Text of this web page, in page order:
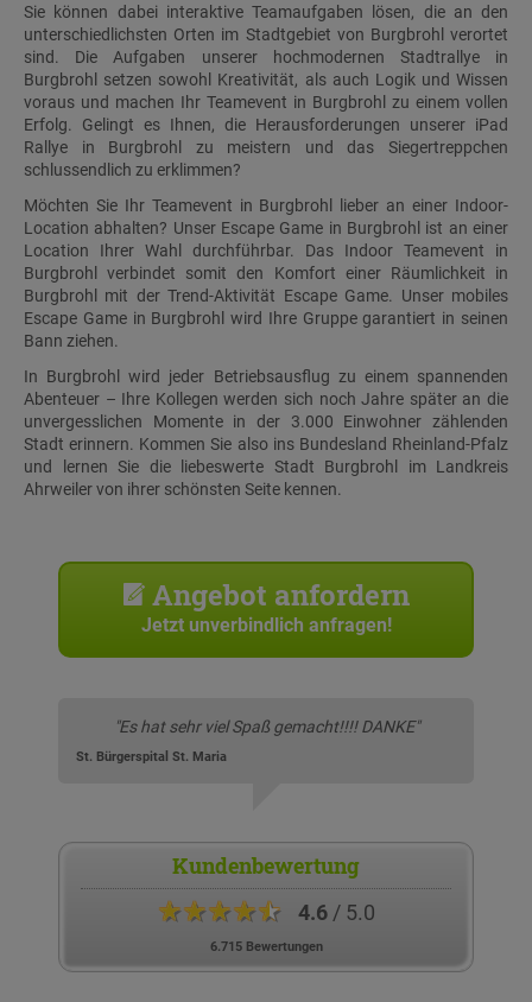
Sie können dabei interaktive Teamaufgaben lösen, die an den
unterschiedlichsten Orten im Stadtgebiet von Burgbrohl verortet
sind. Die Aufgaben unserer hochmodernen Stadtrallye in
Burgbrohl setzen sowohl Kreativität, als auch Logik und Wissen
voraus und machen Ihr Teamevent in Burgbrohl zu einem vollen
Erfolg. Gelingt es Ihnen, die Herausforderungen unserer iPad
Rallye in Burgbrohl zu meistern und das Siegertreppchen
schlussendlich zu erklimmen?
Möchten Sie Ihr Teamevent in Burgbrohl lieber an einer Indoor-
Location abhalten? Unser Escape Game in Burgbrohl ist an einer
Location Ihrer Wahl durchführbar. Das Indoor Teamevent in
Burgbrohl verbindet somit den Komfort einer Räumlichkeit in
Burgbrohl mit der Trend-Aktivität Escape Game. Unser mobiles
Escape Game in Burgbrohl wird Ihre Gruppe garantiert in seinen
Bann ziehen.
In Burgbrohl wird jeder Betriebsausflug zu einem spannenden
Abenteuer – Ihre Kollegen werden sich noch Jahre später an die
unvergesslichen Momente in der 3.000 Einwohner zählenden
Stadt erinnern. Kommen Sie also ins Bundesland Rheinland-Pfalz
und lernen Sie die liebeswerte Stadt Burgbrohl im Landkreis
Ahrweiler von ihrer schönsten Seite kennen.
Angebot anfordern
Jetzt unverbindlich anfragen!
"Es hat sehr viel Spaß gemacht!!!! DANKE"
St. Bürgerspital St. Maria
Kundenbewertung
★★★★★ 4.6/ 5.0
6.715 Bewertungen